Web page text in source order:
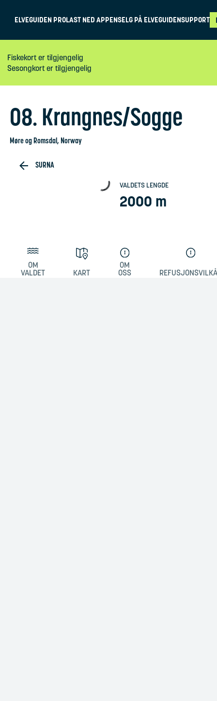
ELVEGUIDEN PROLAST NED APPENSELG PÅ ELVEGUIDENSUPPORT
Fiskekort er tilgjengelig
Sesongkort er tilgjengelig
08. Krangnes/Sogge
Møre og Romsdal, Norway
SURNA
VALDETS LENGDE
2000 m
OM
VALDET
KART
OM
OSS